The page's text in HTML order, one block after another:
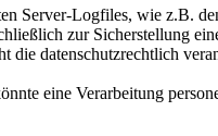
Server-Logfiles, wie z.B.
zur Sicherstellung
die datenschutzrechtlich
eine Verarbeitung